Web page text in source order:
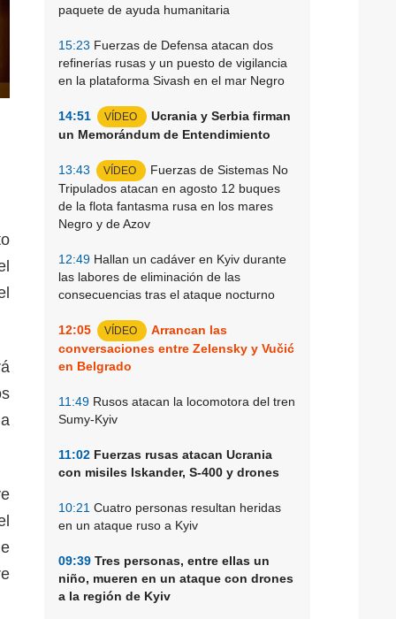
paquete de ayuda humanitaria
15:23 Fuerzas de Defensa atacan dos
refinerías rusas y un puesto de vigilancia
en la plataforma Sivash en el mar Negro
14:51 VÍDEO
Ucrania y Serbia firman
un Memorándum de Entendimiento
13:43 VÍDEO
Fuerzas de Sistemas No
Tripulados atacan en agosto 12 buques
de la flota fantasma rusa en los mares
Negro y de Azov
12:49 Hallan un cadáver en Kyiv durante
las labores de eliminación de las
consecuencias tras el ataque nocturno
12:05 VÍDEO
Arrancan las
conversaciones entre Zelensky y Vučić
en Belgrado
11:49 Rusos atacan la locomotora del tren
Sumy-Kyiv
11:02 Fuerzas rusas atacan Ucrania
con misiles Iskander, S-400 y drones
10:21 Cuatro personas resultan heridas
en un ataque ruso a Kyiv
09:39 Tres personas, entre ellas un
niño, mueren en un ataque con drones
a la región de Kyiv